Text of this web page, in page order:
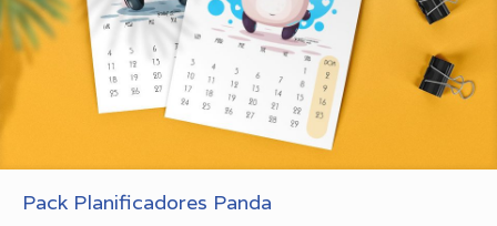
Pack Planificadores Panda